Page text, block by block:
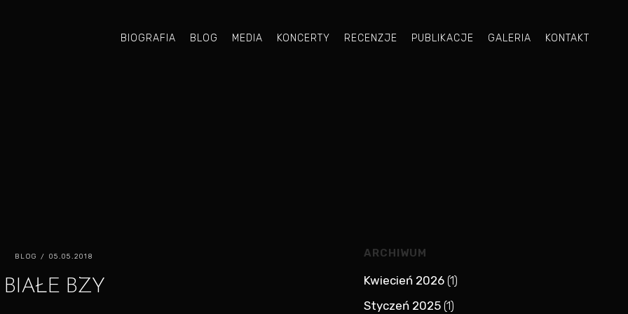
BIOGRAFIA BLOG MEDIA KONCERTY RECENZJE PUBLIKACJE GALERIA KONTAKT
BLOG / 05.05.2018
BIAŁE BZY
ARCHIWUM
Kwiecień 2026 (1)
Styczeń 2025 (1)